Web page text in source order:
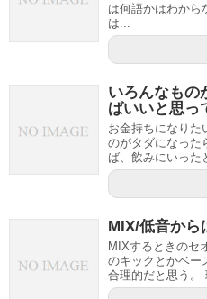
は何語かはわから
は...
いろんなもの
ばいいと思っ
お金持ちになりた
のがタダになった
ば、飲みにいった
MIX/低音から
MIXするときのセ
のキックとかベー
合理的だと思う。